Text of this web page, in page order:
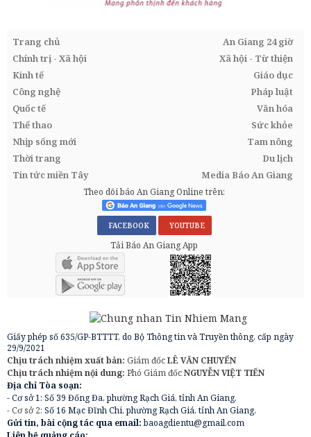
Trang chủ
An Giang 24 giờ
Chính trị - Xã hội
Xã hội - Từ thiện
Kinh tế
Giáo dục
Công nghệ
Pháp luật
Quốc tế
Văn hóa
Thể thao
Sức khỏe
Nhịp sống mới
Tam nông
Thời trang
Du lịch
Tin tức miền Tây
Media Báo An Giang
Theo dõi báo An Giang Online trên:
FACEBOOK YOUTUBE
Tải Báo An Giang App
Giấy phép số 635/GP-BTTTT, do Bộ Thông tin và Truyền thông, cấp ngày
29/9/2021
Chịu trách nhiệm xuất bản: Giám đốcLÊ VĂN CHUYỂN
Chịu trách nhiệm nội dung: Phó Giám đốcNGUYỄN VIỆT TIẾN
Địa chỉ Tòa soạn:
- Cơ sở 1: Số 39 Đống Đa, phường Rạch Giá, tỉnh An Giang.
- Cơ sở 2: Số 16 Mạc Đĩnh Chi, phường Rạch Giá, tỉnh An Giang.
Gửi tin, bài cộng tác qua email:baoagdientu@gmail.com